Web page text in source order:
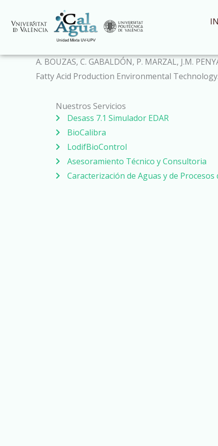
contenido
A. BOUZAS, C. GABALDÓN, P. MARZAL, J.M.
Fatty Acid Production Environmental
Nuestros Servicios
Desass 7.1 Simulador EDAR
BioCalibra
LodifBioControl
Asesoramiento Técnico y Consultoria
Caracterización de Aguas y de